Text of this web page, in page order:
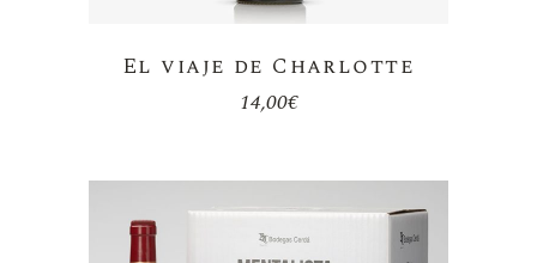
El viaje de Charlotte
14,00€